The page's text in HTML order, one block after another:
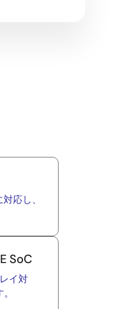
応し、
SoC
イ対